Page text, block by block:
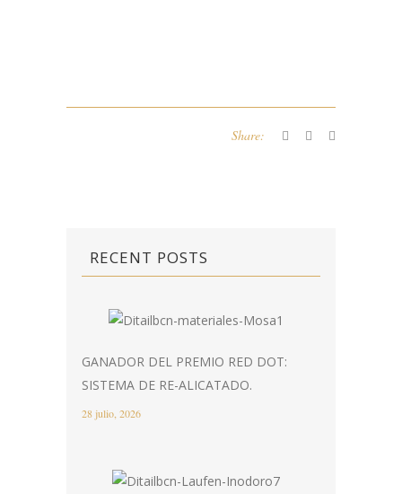
Share:
RECENT POSTS
GANADOR DEL PREMIO RED DOT:
SISTEMA DE RE-ALICATADO.
28 julio, 2026